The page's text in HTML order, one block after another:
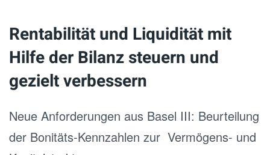
Rentabilität und Liquidität mit
Hilfe der Bilanz steuern und
gezielt verbessern
Neue Anforderungen aus Basel III: Beurteilung
der Bonitäts-Kennzahlen zur Vermögens- und